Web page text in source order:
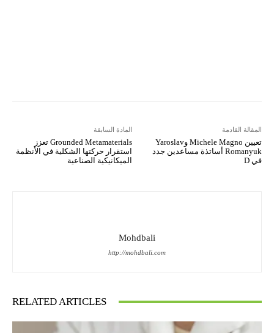
المادة السابقة
Grounded Metamaterials تعزز
استقرار حركتها الشكلية في الأنظمة
الميكانيكية الصناعية
المقالة القادمة
تعيين Michele Magno وYaroslav
Romanyuk أساتذة مساعدين جدد
في D
Mohdbali
http://mohdbali.com
RELATED ARTICLES